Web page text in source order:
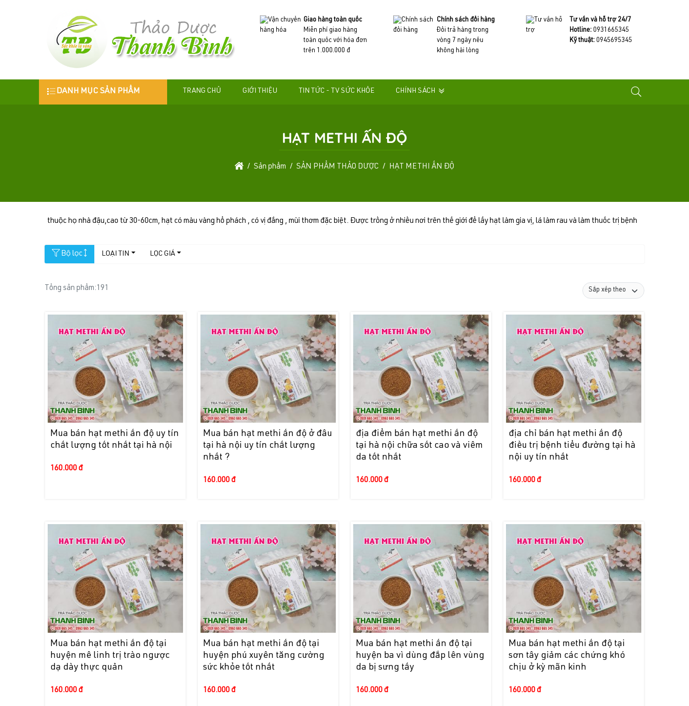
Giao hàng toàn quốc
Miễn phí giao hàng
toàn quốc với hóa đơn
trên 1.000.000 đ
Chính sách đổi hàng
Đổi trả hàng trong
vòng 7 ngày nếu
không hài lòng
Tư vấn và hỗ trợ 24/7
Hotline:0931665345
Kỹ thuật: 0945695345
DANH MỤC SẢN PHẨM TRANG CHỦ GIỚI THIỆU TIN TỨC - TV SỨC KHỎE CHÍNH SÁCH
HẠT METHI ẤN ĐỘ
Sản phẩm SẢN PHẨM THẢO DƯỢC HẠT METHI ẤN ĐỘ
thuộc họ nhà đậu,cao từ 30-60cm, hạt có màu vàng hổ phách , có vị đắng , mùi thơm đặc biệt. Được trồng ở nhiều nơi trên thế giới để lấy hạt làm gia vị, lá làm rau và làm thuốc trị bệnh
Bộ lọc LOẠI TIN LỌC GIÁ
Tổng sản phẩm: 191
Mua bán hạt methi ấn độ uy tín
chất lượng tốt nhất tại hà nội
160.000 đ
Mua bán hạt methi ấn độ ở đâu
tại hà nội uy tín chất lượng
nhất ?
160.000 đ
địa điểm bán hạt methi ấn độ
tại hà nội chữa sốt cao và viêm
da tốt nhất
160.000 đ
địa chỉ bán hạt methi ấn độ
điều trị bệnh tiểu đường tại hà
nội uy tín nhất
160.000 đ
Mua bán hạt methi ấn độ tại
huyện mê linh trị trào ngược
dạ dày thực quản
160.000 đ
Mua bán hạt methi ấn độ tại
huyện phú xuyên tăng cường
sức khỏe tốt nhất
160.000 đ
Mua bán hạt methi ấn độ tại
huyện ba vì dùng đắp lên vùng
da bị sưng tấy
160.000 đ
Mua bán hạt methi ấn độ tại
sơn tây giảm các chứng khó
chịu ở kỳ mãn kinh
160.000 đ